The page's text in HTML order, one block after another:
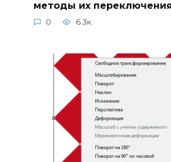
методы их
0 6.3к.